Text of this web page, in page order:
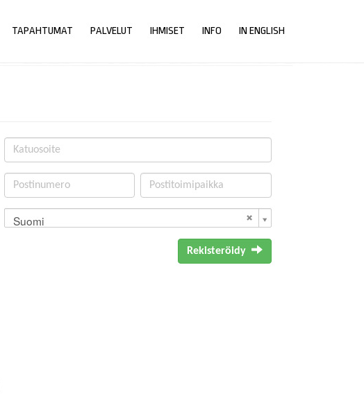
TAPAHTUMAT PALVELUT IHMISET INFO IN ENGLISH
Suomi
Rekisteröidy